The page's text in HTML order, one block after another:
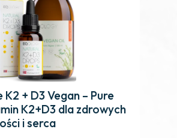
K2 + D3 Vegan – Pure
K2+D3 dla zdrowych
i serca